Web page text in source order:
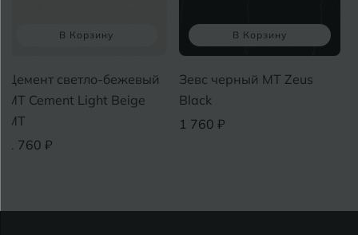
В Корзину
Цемент светло-бежевый
MT Cement Light Beige
MT
1 760 ₽
В Корзину
Зевс черный MT Zeus
Black
1 760 ₽